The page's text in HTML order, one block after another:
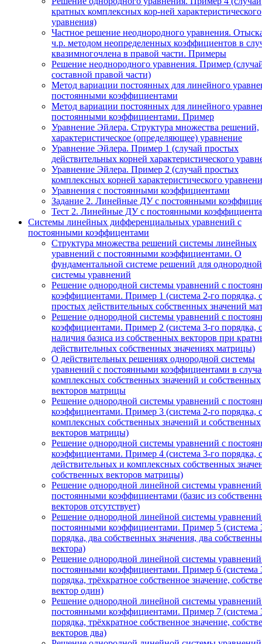
кратных комплексных кор-ней характеристического
уравнения)
Частное решение неоднородного уравнения.
ч.р. методом неопределенных коэффициентов в
квазимногочлена в правой части. Примеры
Решение неоднородного уравнения. Пример
составной правой части)
Метод вариации постоянных для линейного
постоянными коэффициентами
Метод вариации постоянных для линейного
постоянными коэффициентами. Пример
Уравнение Эйлера. Структура множества решений,
характеристическое (определяющее) уравнение
Уравнение Эйлера. Пример 1 (случай простых
действительных корней характеристического
Уравнение Эйлера. Пример 2 (случай простых
комплексных корней характеристического
Уравнения с постоянными коэффициентами
Задание 2. Линейные ДУ с постоянными
Тест 2. Линейные ДУ с постоянными
Системы линейных дифференциальных уравнений с
постоянными коэффицентами
Структура множества решений системы линейных
уравнений с постоянными коэффициентами. О
фундаментальной системе решений для однородной
системы уравнений
Решение однородной системы уравнений с
коэффициентами. Пример 1 (система 2-го порядка,
простых действительных собственных значений
Решение однородной системы уравнений с
коэффициентами. Пример 2 (система 3-го порядка,
наличия базиса из собственных векторов при
действительных собственных значениях матрицы)
О действительных решениях однородной системы
уравнений с постоянными коэффициентами в
комплексных собственных значений и собственных
векторов матрицы
Решение однородной системы уравнений с
коэффициентами. Пример 3 (система 2-го порядка,
комплексных собственных значений и собственных
векторов матрицы)
Решение однородной системы уравнений с
коэффициентами. Пример 4 (система 3-го порядка,
действительных и комплексных собственных
собственных векторов матрицы)
Решение однородной линейной системы
постоянными коэффициентами (базис из
векторов отсутствует)
Решение однородной линейной системы
постоянными коэффициентами. Пример 5 (система
порядка, два собственных значения, два
вектора)
Решение однородной линейной системы
постоянными коэффициентами. Пример 6 (система
порядка, трёхкратное собственное значение,
вектор один)
Решение однородной линейной системы
постоянными коэффициентами. Пример 7 (система
порядка, трёхкратное собственное значение,
векторов два)